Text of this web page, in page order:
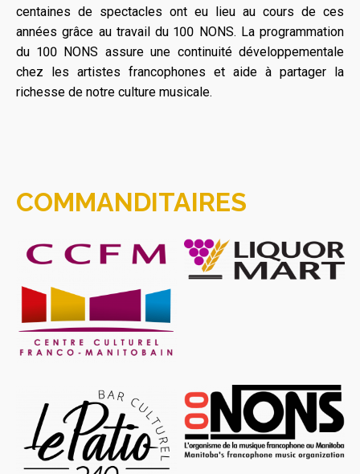
centaines de spectacles ont eu lieu au cours de ces
années grâce au travail du 100 NONS. La programmation
du 100 NONS assure une continuité développementale
chez les artistes francophones et aide à partager la
richesse de notre culture musicale.
COMMANDITAIRES